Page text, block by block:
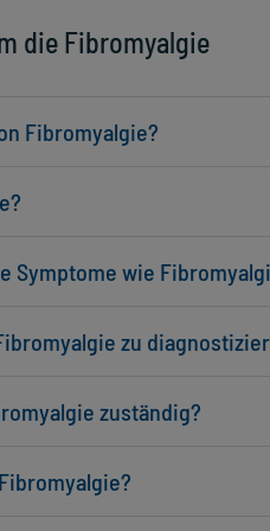
die Fibromyalgie
Fibromyalgie?
Symptome wie
zu
zuständig?